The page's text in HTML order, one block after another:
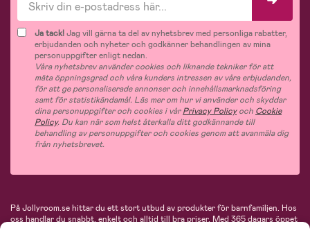
Ja tack!Jag vill gärna ta del av nyhetsbrev med personliga rabatter,
erbjudanden och nyheter och godkänner behandlingen av mina
personuppgifter enligt nedan.
Våra nyhetsbrev använder cookies och liknande tekniker för att
mäta öppningsgrad och våra kunders intressen av våra erbjudanden,
för att ge personaliserade annonser och innehållsmarknadsföring
samt för statistikändamål. Läs mer om hur vi använder och skyddar
dina personuppgifter och cookies i vårPrivacy Policyoch Cookie
Policy. Du kan när som helst återkalla ditt godkännande till
behandling av personuppgifter och cookies genom att avanmäla dig
från nyhetsbrevet.
På Jollyroom.se hittar du ett stort utbud av produkter för barnfamiljen. Hos
oss handlar du snabbt, enkelt och alltid till bra priser.Med 365 dagars öppet